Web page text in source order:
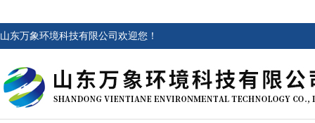
山东万象环境科技有限公司欢迎您！